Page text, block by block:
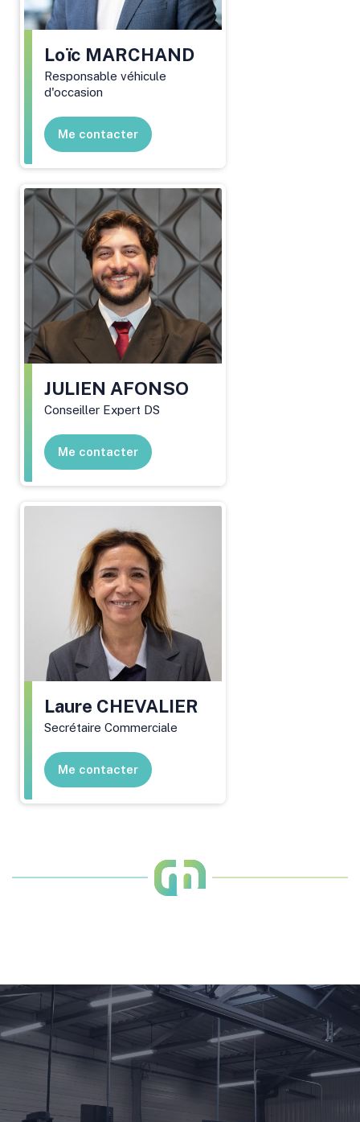
Loïc MARCHAND
Responsable véhicule
d'occasion
Me contacter
JULIEN AFONSO
Conseiller Expert DS
Me contacter
Laure CHEVALIER
Secrétaire Commerciale
Me contacter